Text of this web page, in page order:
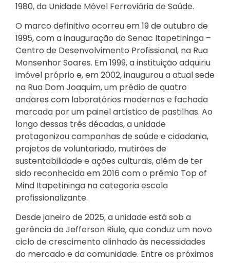
1980, da Unidade Móvel Ferroviária de Saúde.
O marco definitivo ocorreu em 19 de outubro de
1995, com a inauguração do Senac Itapetininga –
Centro de Desenvolvimento Profissional, na Rua
Monsenhor Soares. Em 1999, a instituição adquiriu
imóvel próprio e, em 2002, inaugurou a atual sede
na Rua Dom Joaquim, um prédio de quatro
andares com laboratórios modernos e fachada
marcada por um painel artístico de pastilhas. Ao
longo dessas três décadas, a unidade
protagonizou campanhas de saúde e cidadania,
projetos de voluntariado, mutirões de
sustentabilidade e ações culturais, além de ter
sido reconhecida em 2016 com o prêmio Top of
Mind Itapetininga na categoria escola
profissionalizante.
Desde janeiro de 2025, a unidade está sob a
gerência de Jefferson Riule, que conduz um novo
ciclo de crescimento alinhado às necessidades
do mercado e da comunidade. Entre os próximos